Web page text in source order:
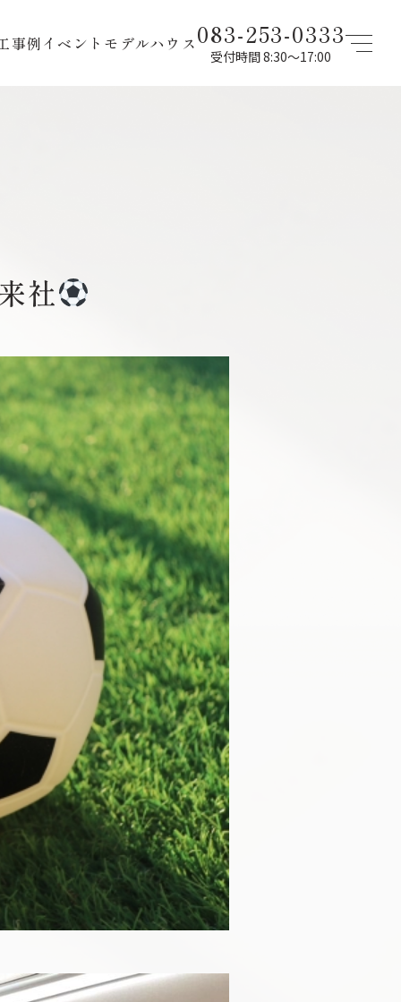
事例イベント モデルハウス083-253-0333
受付時間 8:30〜17:00
社